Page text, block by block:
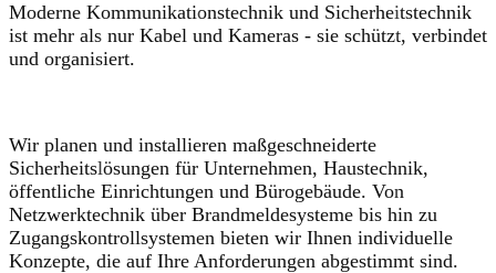
Moderne Kommunikationstechnik und Sicherheitstechnik
ist mehr als nur Kabel und Kameras - sie schützt, verbindet
und organisiert.
Wir planen und installieren maßgeschneiderte
Sicherheitslösungen für Unternehmen, Haustechnik,
öffentliche Einrichtungen und Bürogebäude. Von
Netzwerktechnik über Brandmeldesysteme bis hin zu
Zugangskontrollsystemen bieten wir Ihnen individuelle
Konzepte, die auf Ihre Anforderungen abgestimmt sind.